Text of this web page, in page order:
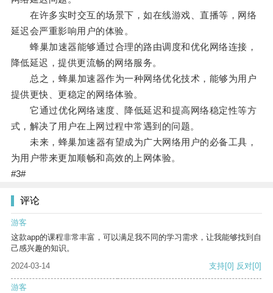
在许多实时交互的场景下，如在线游戏、直播等，网络
延迟会严重影响用户的体验。
蜂巢加速器能够通过合理的路由调度和优化网络连接，
降低延迟，提供更流畅的网络服务。
总之，蜂巢加速器作为一种网络优化技术，能够为用户
提供更快、更稳定的网络体验。
它通过优化网络速度、降低延迟和提高网络稳定性等方
式，解决了用户在上网过程中常遇到的问题。
未来，蜂巢加速器有望成为广大网络用户的必备工具，
为用户带来更加顺畅和高效的上网体验。
#3#
评论
游客
这款app的课程非常丰富，可以满足我不同的学习需求，让我能够找到自
己感兴趣的知识。
2024-03-14
支持[0] 反对[0]
游客